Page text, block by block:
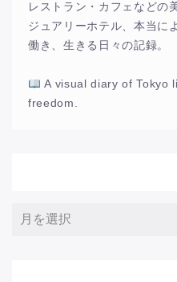
レストラン・カフェなどの
ジュアリーホテル、本当に
働き、生きる日々の記録。
A visual diary of Tokyo
freedom.